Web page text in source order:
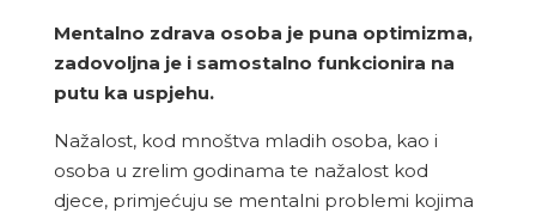
Mentalno zdrava osoba je puna optimizma,
zadovoljna je i samostalno funkcionira na
putu ka uspjehu.
Nažalost, kod mnoštva mladih osoba, kao i
osoba u zrelim godinama te nažalost kod
djece, primjećuju se mentalni problemi kojima